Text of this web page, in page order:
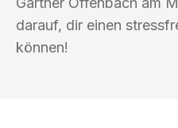
darauf, dir einen
können!